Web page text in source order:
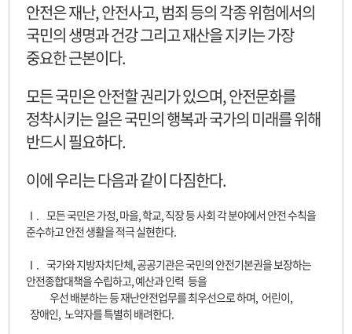
안전은 재난, 안전사고, 범죄 등의 각종 위험에서의
국민의 생명과 건강 그리고 재산을 지키는 가장
중요한 근본이다.
모든 국민은 안전할 권리가 있으며, 안전문화를
정착시키는 일은 국민의 행복과 국가의 미래를 위해
반드시 필요하다.
이에 우리는 다음과 같이 다짐한다.
Ⅰ. 모든 국민은 가정, 마을, 학교, 직장 등 사회 각 분야에서 안전 수칙을
준수하고 안전 생활을 적극 실현한다.
Ⅰ. 국가와 지방자치단체, 공공기관은 국민의 안전기본권을 보장하는
안전종합대책을 수립하고, 예산과 인력 등을
우선 배분하는 등 재난안전업무를 최우선으로 하며, 어린이,
장애인, 노약자를 특별히 배려한다.